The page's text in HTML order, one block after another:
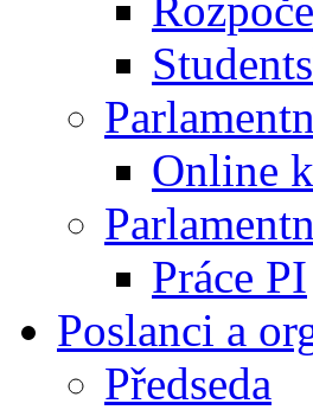
Online
Práce PI
Poslanci a
Předseda